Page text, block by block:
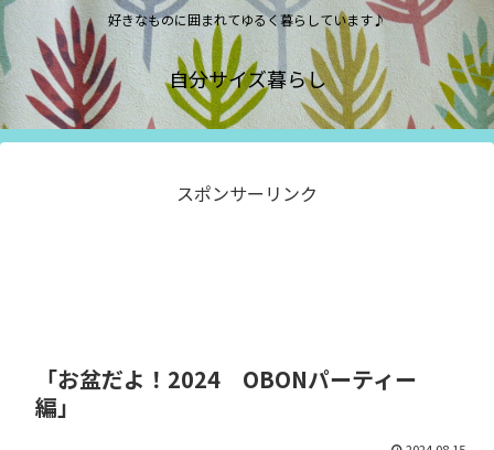
好きなものに囲まれてゆるく暮らしています♪
自分サイズ暮らし
スポンサーリンク
「お盆だよ！2024 OBONパーティー
編」